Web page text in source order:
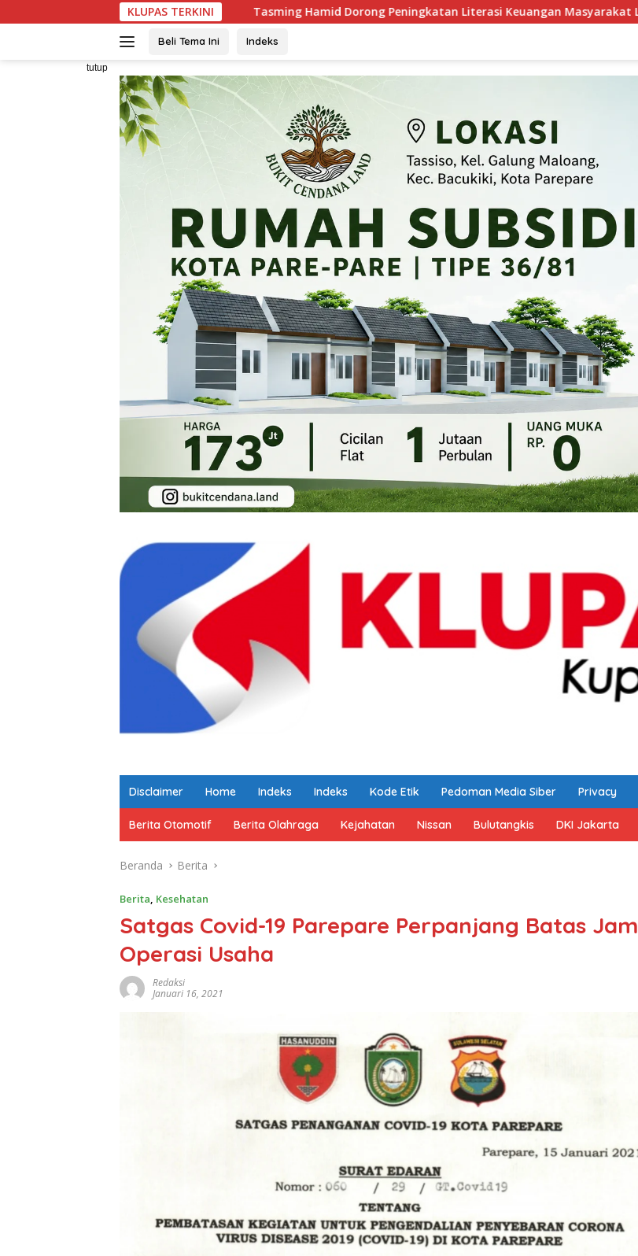
ke
KLUPAS TERKINI
Tasming Hamid Dorong Peningkatan Literasi Keuangan Masyarakat Lewat Program GENCARKAN
Beli Tema Ini Indeks
tutup
Disclaimer Home Indeks Indeks Kode Etik Pedoman Media Siber Privacy
Berita Otomotif Berita Olahraga Kejahatan Nissan Bulutangkis DKI Jakarta
Beranda Berita
Berita, Kesehatan
Satgas Covid-19 Parepare Perpanjang Batas Jam
Operasi Usaha
Redaksi
Januari 16, 2021